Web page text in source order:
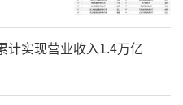
计实现营业收入1.4万亿